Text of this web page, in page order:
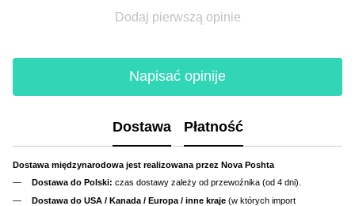
Dodaj pierwszą opinie
Napisać opinije
Dostawa Płatność
Dostawa międzynarodowa jest realizowana przez Nova Poshta
Dostawa do Polski: czas dostawy zależy od przewoźnika (od 4 dni).
Dostawa do USA / Kanada / Europa / inne kraje (w których import